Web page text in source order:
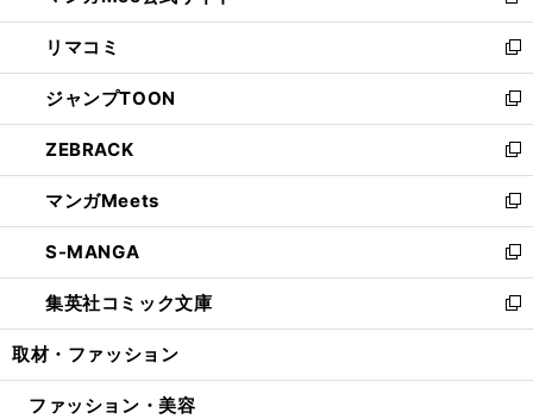
ウ
で
開
く
ン
ド
ウ
で
開
く
ウ
ィ
ン
ド
ウ
で
開
く
し
い
ウ
ィ
ン
ド
ウ
で
開
く
リマコミ
新
し
い
ウ
ィ
ン
ド
ウ
で
開
く
ジャンプTOON
新
し
い
ウ
ィ
ン
ド
ウ
で
開
ZEBRACK
新
し
い
ウ
ィ
ン
ド
ウ
開
マンガMeets
新
し
い
ウ
ィ
ン
ウ
S-MANGA
新
し
い
ウ
ン
集英社コミック文庫
新
し
ウ
取材・ファッション
ファッション・美容